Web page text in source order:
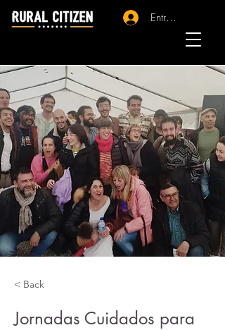
Entrar - Registro
< Back
Jornadas Cuidados para